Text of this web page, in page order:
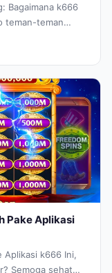
Bagaimana k666
teman-teman
Pake Aplikasi
Aplikasi k666 Ini,
Semoga sehat